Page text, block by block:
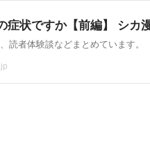
症状ですか【前編】 シカ
読者体験談などまとめています。